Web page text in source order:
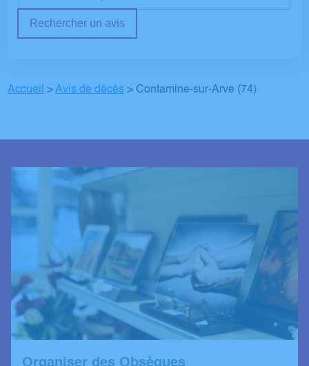
Rechercher un avis
Accueil >Avis de décès > Contamine-sur-Arve (74)
Organiser des Obsèques